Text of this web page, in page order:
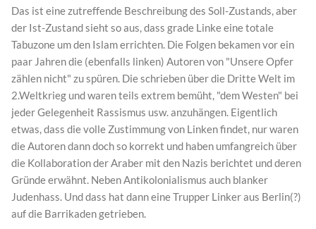
Das ist eine zutreffende Beschreibung des Soll-Zustands, aber
der Ist-Zustand sieht so aus, dass grade Linke eine totale
Tabuzone um den Islam errichten. Die Folgen bekamen vor ein
paar Jahren die (ebenfalls linken) Autoren von "Unsere Opfer
zählen nicht" zu spüren. Die schrieben über die Dritte Welt im
2.Weltkrieg und waren teils extrem bemüht, "dem Westen" bei
jeder Gelegenheit Rassismus usw. anzuhängen. Eigentlich
etwas, dass die volle Zustimmung von Linken findet, nur waren
die Autoren dann doch so korrekt und haben umfangreich über
die Kollaboration der Araber mit den Nazis berichtet und deren
Gründe erwähnt. Neben Antikolonialismus auch blanker
Judenhass. Und dass hat dann eine Trupper Linker aus Berlin(?)
auf die Barrikaden getrieben.